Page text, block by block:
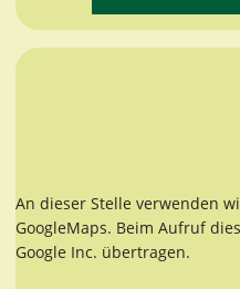
An dieser Stelle verwenden
GoogleMaps. Beim Aufruf
Google Inc. übertragen.